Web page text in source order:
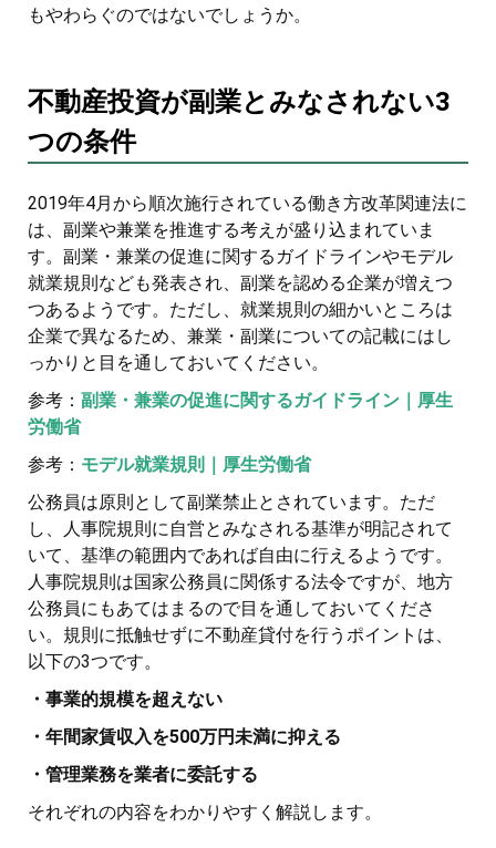
もやわらぐのではないでしょうか。
不動産投資が副業とみなされない3
つの条件
2019年4月から順次施行されている働き方改革関連法に
は、副業や兼業を推進する考えが盛り込まれていま
す。副業・兼業の促進に関するガイドラインやモデル
就業規則なども発表され、副業を認める企業が増えつ
つあるようです。ただし、就業規則の細かいところは
企業で異なるため、兼業・副業についての記載にはし
っかりと目を通しておいてください。
参考： 副業・兼業の促進に関するガイドライン｜厚生
労働省
参考： モデル就業規則｜厚生労働省
公務員は原則として副業禁止とされています。ただ
し、人事院規則に自営とみなされる基準が明記されて
いて、基準の範囲内であれば自由に行えるようです。
人事院規則は国家公務員に関係する法令ですが、地方
公務員にもあてはまるので目を通しておいてくださ
い。規則に抵触せずに不動産貸付を行うポイントは、
以下の3つです。
・事業的規模を超えない
・年間家賃収入を500万円未満に抑える
・管理業務を業者に委託する
それぞれの内容をわかりやすく解説します。